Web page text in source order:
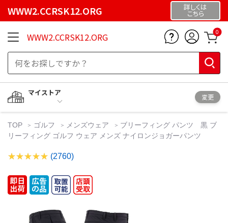
WWW2.CCRSK12.ORG 詳しくは
こちら
WWW2.CCRSK12.ORG 0
マイストア
変更
TOP ゴルフ メンズウェア
ブリーフィング パンツ 黒 ブ
リーフィング ゴルフ ウェア メンズ ナイロンジョガーパンツ
(2760)